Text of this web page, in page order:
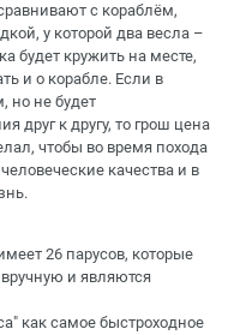
с кораблём,
у которой два весла –
будет кружить на месте,
и о корабле. Если в
но не будет
друг к другу, то грош цена
чтобы во время похода
качества и в
26 парусов, которые
и являются
как самое быстроходное